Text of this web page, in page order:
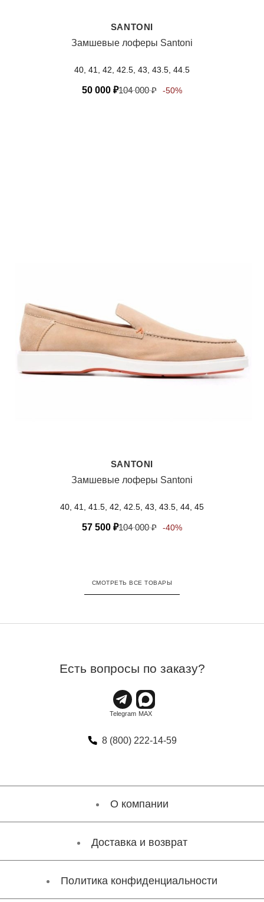
SANTONI
Замшевые лоферы Santoni
40, 41, 42, 42.5, 43, 43.5, 44.5
50 000 ₽104 000₽ -50%
SANTONI
Замшевые лоферы Santoni
40, 41, 41.5, 42, 42.5, 43, 43.5, 44, 45
57 500 ₽104 000₽ -40%
СМОТРЕТЬ ВСЕ ТОВАРЫ
Есть вопросы по заказу?
8 (800) 222-14-59
О компании
Доставка и возврат
Политика конфиденциальности